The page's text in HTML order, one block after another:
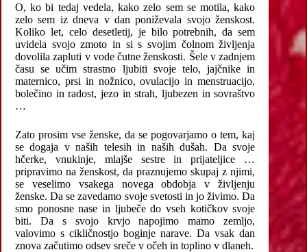
O, ko bi tedaj vedela, kako zelo sem se motila, kako
zelo sem iz dneva v dan poniževala svojo ženskost.
Koliko let, celo desetletij, je bilo potrebnih, da sem
uvidela svojo zmoto in si s svojim čolnom življenja
dovolila zapluti v vode čutne ženskosti. Šele v zadnjem
času se učim strastno ljubiti svoje telo, jajčnike in
maternico, prsi in nožnico, ovulacijo in menstruacijo,
bolečino in radost, jezo in strah, ljubezen in sovraštvo
…
Zato prosim vse ženske, da se pogovarjamo o tem, kaj
se dogaja v naših telesih in naših dušah. Da svoje
hčerke, vnukinje, mlajše sestre in prijateljice …
pripravimo na ženskost, da praznujemo skupaj z njimi,
se veselimo vsakega novega obdobja v življenju
ženske. Da se zavedamo svoje svetosti in jo živimo. Da
smo ponosne nase in ljubeče do vseh kotičkov svoje
biti. Da s svojo krvjo napojimo mamo zemljo,
valovimo s cikličnostjo boginje narave. Da vsak dan
znova začutimo odsev sreče v očeh in toplino v dlaneh.